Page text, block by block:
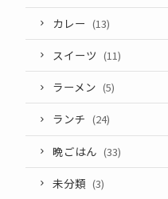
カレー (13)
スイーツ (11)
ラーメン (5)
ランチ (24)
晩ごはん (33)
未分類 (3)